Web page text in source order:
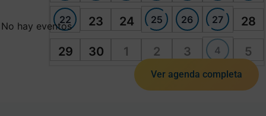
22 23 24 25 26 27 28
29 30 1 2 3 4 5
No hay eventos
Ver agenda completa